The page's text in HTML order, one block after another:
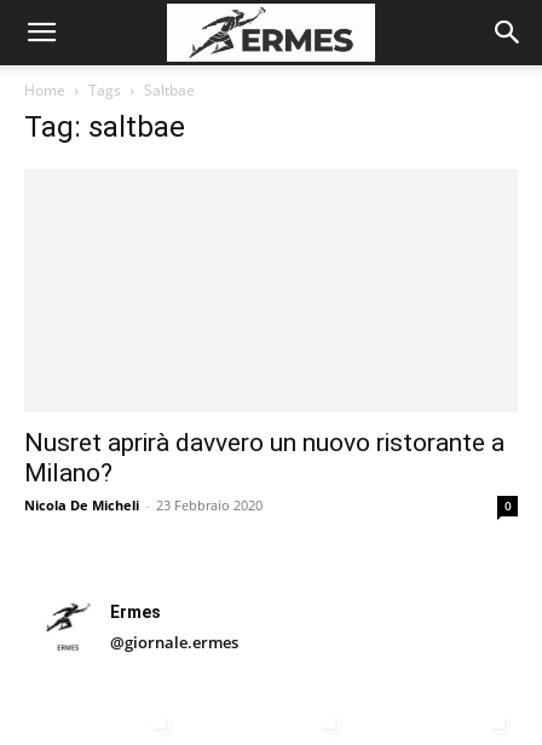
Home Tags Saltbae
Tag: saltbae
Nusret aprirà davvero un nuovo ristorante a
Milano?
Nicola De Micheli - 23 Febbraio 2020 0
Ermes
@giornale.ermes